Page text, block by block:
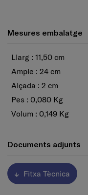
Mesures embalatge
Llarg : 11,50 cm
Ample : 24 cm
Alçada : 2 cm
Pes : 0,080 Kg
Volum : 0,149 Kg
Documents adjunts
Fitxa Tècnica